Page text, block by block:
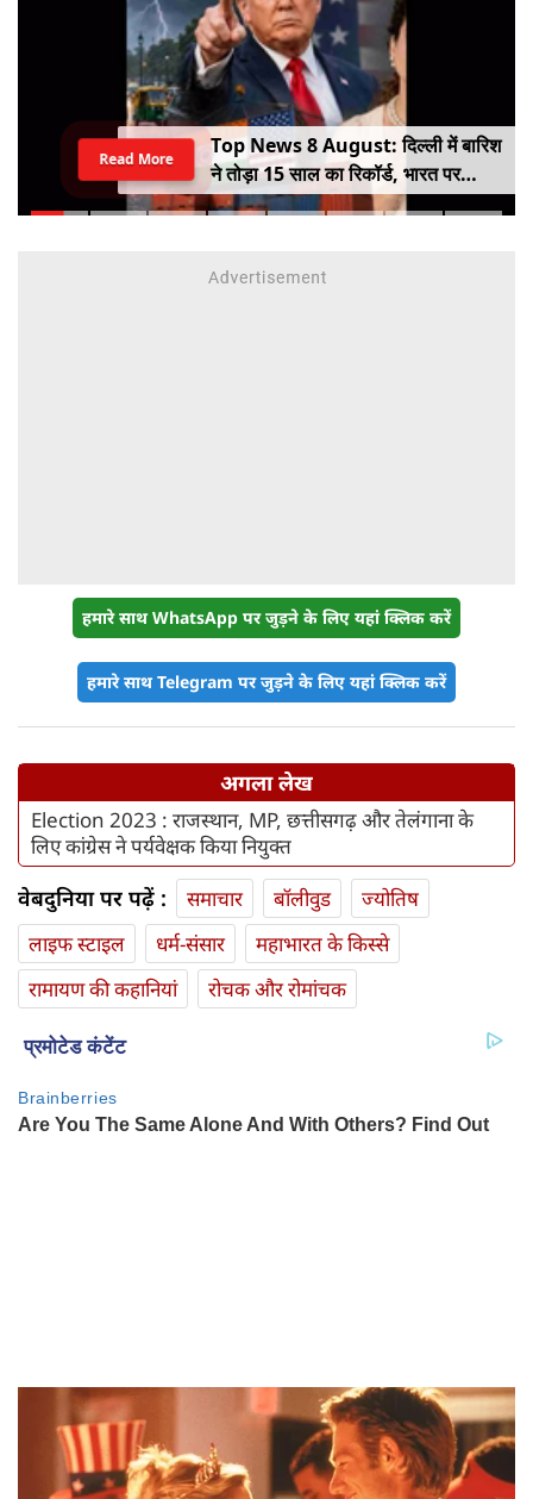
Top News 8 August: दिल्ली में बारिश
ने तोड़ा 15 साल का रिकॉर्ड, भारत पर
100% टैरिफ का खतरा; Gen Z पर कंगना
Read More
हमारे साथ WhatsApp पर जुड़ने के लिए यहां क्लिक करें
हमारे साथ Telegram पर जुड़ने के लिए यहां क्लिक करें
अगला लेख
Election 2023 : राजस्थान, MP, छत्तीसगढ़ और तेलंगाना के
लिए कांग्रेस ने पर्यवेक्षक किया नियुक्त
वेबदुनिया पर पढ़ें : समाचार बॉलीवुड
ज्योतिष
लाइफ स्‍टाइल
धर्म-संसार
महाभारत के किस्से
रामायण की कहानियां
रोचक और रोमांचक